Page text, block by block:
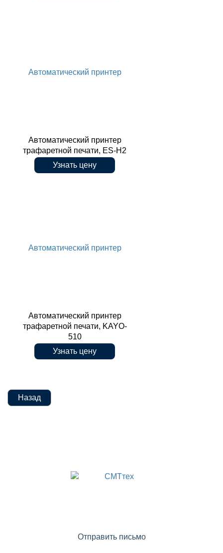
Автоматический принтер
Автоматический принтер
трафаретной печати, ES-H2
Узнать цену
Автоматический принтер
трафаретной печати, KAYO-510
Автоматический принтер
трафаретной печати, KAYO-
510
Узнать цену
Назад
Отправить письмо